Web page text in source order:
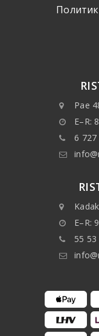
Pae
E–R:
6
E–R:
55